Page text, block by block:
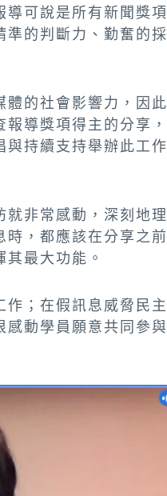
可說是所有新聞獎項
的判斷力、勤奮的採
體的社會影響力，因此
導獎項得主的分享，
與持續支持舉辦此工作
非常感動，深刻地理
，都應該在分享之前
最大功能。
；在假訊息威脅民主
感動學員願意共同參與